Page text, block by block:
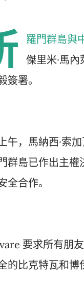
羅門群島與
傑里米·馬
簽署。
午，馬納西·索
群島已作出主權
全合作。
要求所有朋
的比克特瓦和博